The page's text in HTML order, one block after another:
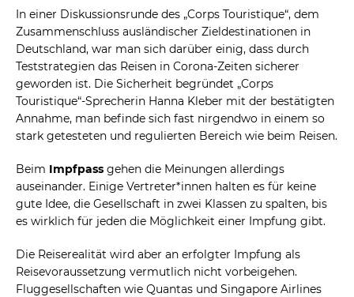
In einer Diskussionsrunde des „Corps Touristique“, dem
Zusammenschluss ausländischer Zieldestinationen in
Deutschland, war man sich darüber einig, dass durch
Teststrategien das Reisen in Corona-Zeiten sicherer
geworden ist. Die Sicherheit begründet „Corps
Touristique“-Sprecherin Hanna Kleber mit der bestätigten
Annahme, man befinde sich fast nirgendwo in einem so
stark getesteten und regulierten Bereich wie beim Reisen.
Beim Impfpass gehen die Meinungen allerdings
auseinander. Einige Vertreter*innen halten es für keine
gute Idee, die Gesellschaft in zwei Klassen zu spalten, bis
es wirklich für jeden die Möglichkeit einer Impfung gibt.
Die Reiserealität wird aber an erfolgter Impfung als
Reisevoraussetzung vermutlich nicht vorbeigehen.
Fluggesellschaften wie Quantas und Singapore Airlines